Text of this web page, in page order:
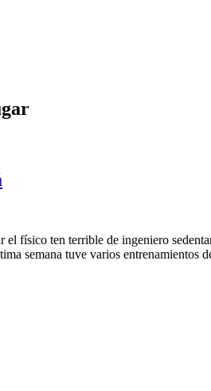
físico ten terrible de ingeniero
semana tuve varios entrenamientos